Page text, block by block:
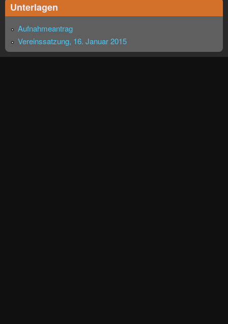
Unterlagen
Aufnahmeantrag
Vereinssatzung, 16. Januar 2015